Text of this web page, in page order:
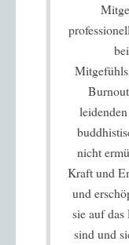
nicht
Kraft und
und
sie auf
sind und